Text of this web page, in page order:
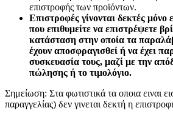
επιστροφής των προϊόντων.
Επιστροφές γίνονται δεκτές μόνο
που επιθυμείτε να επιστρέψετε
κατάσταση στην οποία τα
έχουν αποσφραγισθεί ή να έχει
συσκευασία τους, μαζί με την
πώλησης ή το τιμολόγιο.
Σημείωση: Στα φωτιστικά τα οποια ειναι
παραγγελίας) δεν γινεται δεκτή η